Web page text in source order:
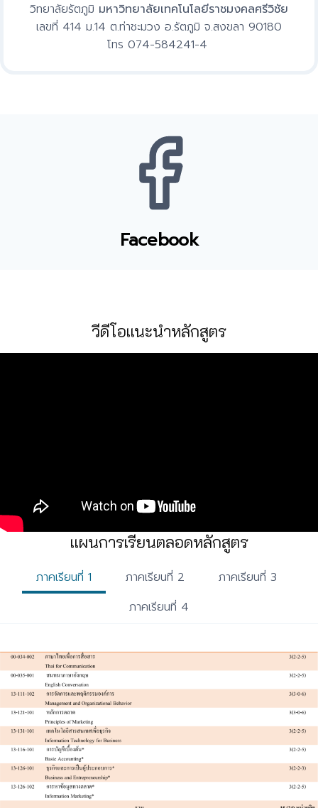
วิทยาลัยรัตภูมิ มหาวิทยาลัยเทคโนโลยีราชมงคลศรีวิชัย
เลขที่ 414 ม.14 ต.ท่าชะมวง อ.รัตภูมิ จ.สงขลา 90180
โทร 074-584241-4
Facebook
วีดีโอแนะนำหลักสูตร
แผนการเรียนตลอดหลักสูตร
ภาคเรียนที่ 1 ภาคเรียนที่ 2
ภาคเรียนที่ 3
ภาคเรียนที่ 4